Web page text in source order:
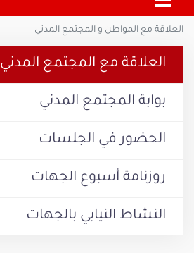
العلاقة مع المواطن و المجتمع المدني
العلاقة مع المجتمع المدني
بوابة المجتمع المدني
الحضور في الجلسات
روزنامة أسبوع الجهات
النشاط النيابي بالجهات